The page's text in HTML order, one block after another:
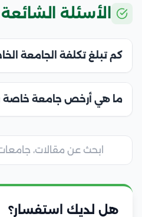
الأسئلة الشائعة
كم تبلغ تكلفة الجامعة
ما هي أرخص جامعة
هل لديك استفسار؟